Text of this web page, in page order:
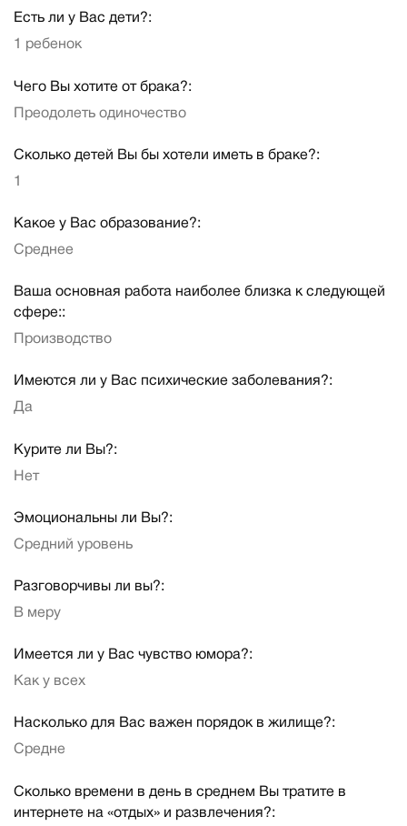
Есть ли у Вас дети?:
1 ребенок
Чего Вы хотите от брака?:
Преодолеть одиночество
Сколько детей Вы бы хотели иметь в браке?:
1
Какое у Вас образование?:
Среднее
Ваша основная работа наиболее близка к следующей
сфере::
Производство
Имеются ли у Вас психические заболевания?:
Да
Курите ли Вы?:
Нет
Эмоциональны ли Вы?:
Средний уровень
Разговорчивы ли вы?:
В меру
Имеется ли у Вас чувство юмора?:
Как у всех
Насколько для Вас важен порядок в жилище?:
Средне
Сколько времени в день в среднем Вы тратите в
интернете на «отдых» и развлечения?: